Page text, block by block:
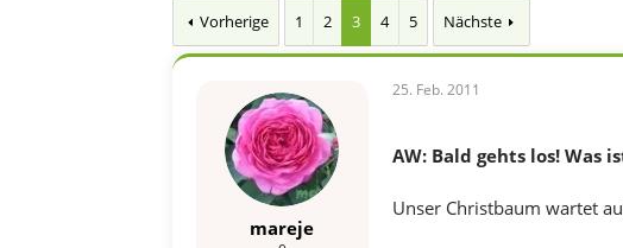
t
e
t
e
t
a
m
Vorherige 1 2 3 4 5 Nächste
mareje
25. Feb. 2011
AW: Bald gehts los! Was
Unser Christbaum wartet